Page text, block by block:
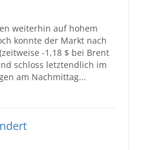
weiterhin auf hohem
konnte der Markt nach
-1,18 $ bei Brent
schloss letztendlich im
am Nachmittag...